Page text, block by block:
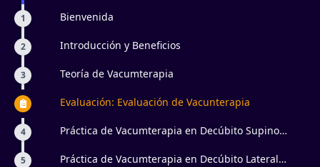
1 Bienvenida
2 Introducción y Beneficios
3 Teoría de Vacumterapia
Evaluación: Evaluación de Vacunterapia
4
Práctica de Vacumterapia en Decúbito Supino
5
Práctica de Vacumterapia en Decúbito Lateral